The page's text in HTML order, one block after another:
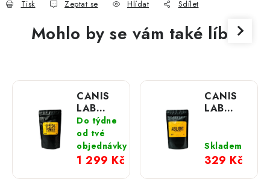
Tisk Zeptat se Hlídat Sdílet
Mohlo by se vám také líbit
CANIS
LAB
Speed &
Power
energetický
rehydratační
nápoj
pro psy;
Do týdne
od tvé
objednávky
1 299 Kč
CANIS
LAB
a zdraví
pro
agility a
obedience
Skladem
329 Kč